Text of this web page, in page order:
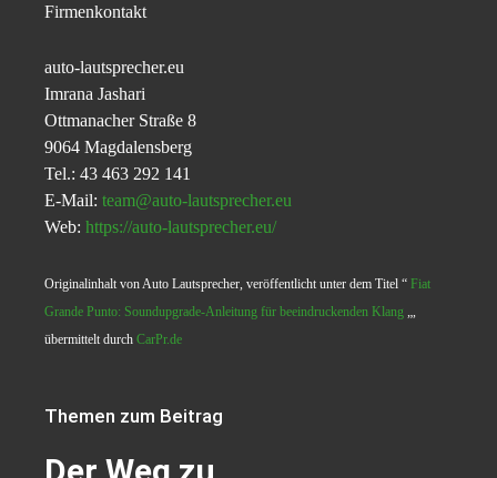
Firmenkontakt
auto-lautsprecher.eu
Imrana Jashari
Ottmanacher Straße 8
9064 Magdalensberg
Tel.: 43 463 292 141
E-Mail: team@auto-lautsprecher.eu
Web: https://auto-lautsprecher.eu/
Originalinhalt von Auto Lautsprecher, veröffentlicht unter dem Titel “ Fiat
Grande Punto: Soundupgrade-Anleitung für beeindruckenden Klang
übermittelt durch CarPr.de
Themen zum Beitrag